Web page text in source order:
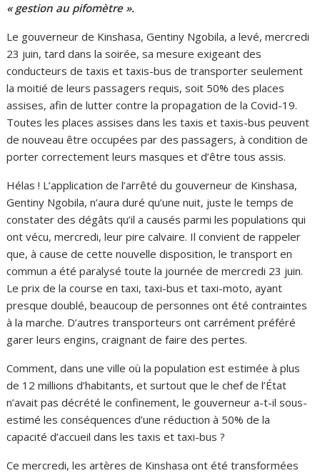
« gestion au pifomètre ».
Le gouverneur de Kinshasa, Gentiny Ngobila, a levé, mercredi
23 juin, tard dans la soirée, sa mesure exigeant des
conducteurs de taxis et taxis-bus de transporter seulement
la moitié de leurs passagers requis, soit 50% des places
assises, afin de lutter contre la propagation de la Covid-19.
Toutes les places assises dans les taxis et taxis-bus peuvent
de nouveau être occupées par des passagers, à condition de
porter correctement leurs masques et d’être tous assis.
Hélas ! L’application de l’arrêté du gouverneur de Kinshasa,
Gentiny Ngobila, n’aura duré qu’une nuit, juste le temps de
constater des dégâts qu’il a causés parmi les populations qui
ont vécu, mercredi, leur pire calvaire. Il convient de rappeler
que, à cause de cette nouvelle disposition, le transport en
commun a été paralysé toute la journée de mercredi 23 juin.
Le prix de la course en taxi, taxi-bus et taxi-moto, ayant
presque doublé, beaucoup de personnes ont été contraintes
à la marche. D’autres transporteurs ont carrément préféré
garer leurs engins, craignant de faire des pertes.
Comment, dans une ville où la population est estimée à plus
de 12 millions d’habitants, et surtout que le chef de l’État
n’avait pas décrété le confinement, le gouverneur a-t-il sous-
estimé les conséquences d’une réduction à 50% de la
capacité d’accueil dans les taxis et taxi-bus ?
Ce mercredi, les artères de Kinshasa ont été transformées